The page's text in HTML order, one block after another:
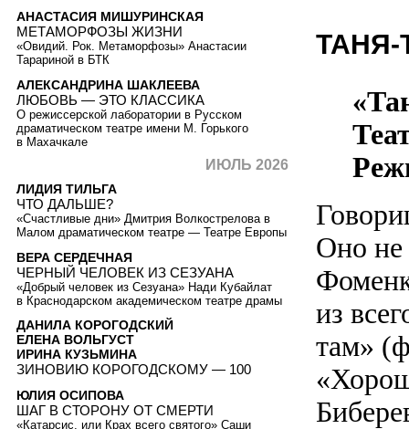
Оно не
из
там»
АНАСТАСИЯ МИШУРИНСКАЯ
МЕТАМОРФОЗЫ ЖИЗНИ
«Овидий. Рок. Метаморфозы» Анастасии
Тарариной в БТК
АЛЕКСАНДРИНА ШАКЛЕЕВА
ЛЮБОВЬ — ЭТО КЛАССИКА
О режиссерской лаборатории в Русском
драматическом театре имени М. Горького
в Махачкале
ИЮЛЬ 2026
ЛИДИЯ ТИЛЬГА
ЧТО ДАЛЬШЕ?
«Счастливые дни» Дмитрия Волкострелова в
Малом драматическом театре — Театре Европы
ВЕРА СЕРДЕЧНАЯ
ЧЕРНЫЙ ЧЕЛОВЕК ИЗ СЕЗУАНА
«Добрый человек из Сезуана» Нади Кубайлат
в Краснодарском академическом театре драмы
ДАНИЛА КОРОГОДСКИЙ
ЕЛЕНА ВОЛЬГУСТ
ИРИНА КУЗЬМИНА
ЗИНОВИЮ КОРОГОДСКОМУ — 100
ЮЛИЯ ОСИПОВА
ШАГ В СТОРОНУ ОТ СМЕРТИ
«Катарсис, или Крах всего святого» Саши